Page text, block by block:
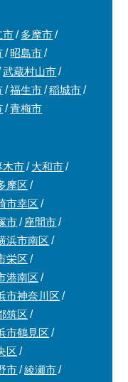
市
多摩市
昭島市
武蔵村山市
福生市
稲城市
青梅市
木市
大和市
摩区
市幸区
市
座間市
浜市南区
栄区
港南区
市神奈川区
筑区
市鶴見区
区
市
綾瀬市